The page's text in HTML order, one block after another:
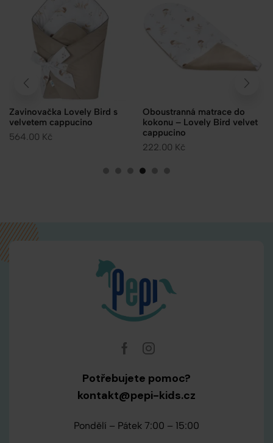
Zavinovačka Lovely Bird s
velvetem cappucino
564.00 Kč
Oboustranná matrace do
kokonu – Lovely Bird velvet
cappucino
222.00 Kč
Potřebujete pomoc?
kontakt@pepi-kids.cz
Pondělí – Pátek 7:00 – 15:00